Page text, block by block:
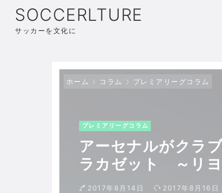
SOCCERLTURE
サッカーを文化に
ホーム コラム プレミアリーグコラム
プレミアリーグコラム
アーセナルがクラ
ラカゼット ～リ
リ”への道
2017年8月14日 2017年8月16日